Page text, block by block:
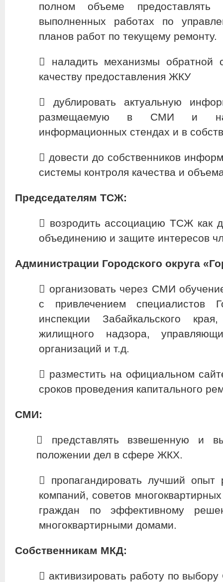
полном объеме предоставлять
выполненных работах по
планов работ по текущему ремонту.
​ наладить механизмы обратной
качеству предоставления ЖКУ
​ дублировать актуальную
размещаемую в СМИ и на
информационных стендах и в
​ довести до собственников
системы контроля качества и
Председателям ТСЖ:
​ возродить ассоциацию ТСЖ как
объединению и защите интересов
Администрации Городского округа
​ организовать через СМИ
с привлечением специалистов
инспекции Забайкальского
жилищного надзора,
организаций и т.д.
​ разместить на официальном
сроков проведения капитального
СМИ:
​ представлять взвешенную и
положении дел в сфере ЖКХ.
​ пропагандировать лучший
компаний, советов
граждан по эффективному
многоквартирными домами.
Собственникам МКД:
​ активизировать работу по